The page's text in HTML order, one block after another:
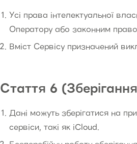
Усі права інтелектуальної
Оператору або законним
Вміст Сервісу призначений
Стаття 6
Дані можуть зберігатися на
сервіси, такі як iCloud.